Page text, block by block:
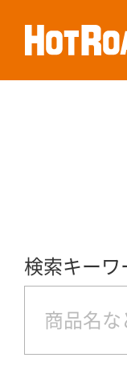
検索キーワ